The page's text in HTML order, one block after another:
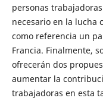
personas
necesario en la lucha
como referencia un
Francia. Finalmente,
ofrecerán dos
aumentar la
trabajadoras en esta